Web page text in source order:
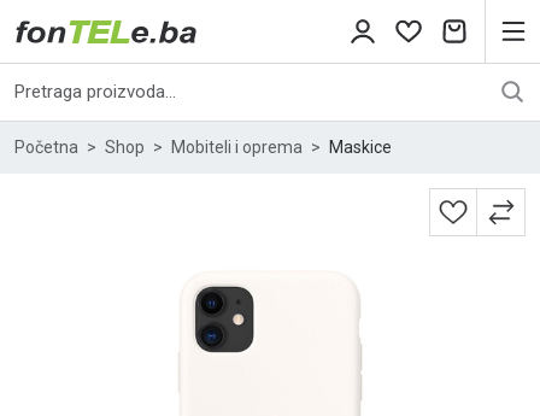
Početna Shop Mobiteli i oprema Maskice